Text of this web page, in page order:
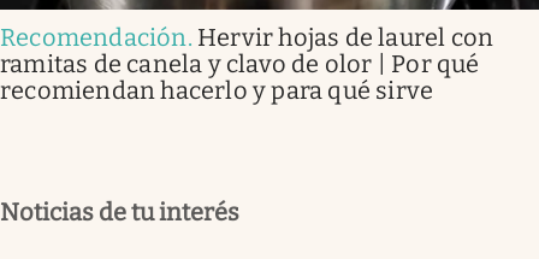
Recomendación. Hervir hojas de laurel con
ramitas de canela y clavo de olor | Por qué
recomiendan hacerlo y para qué sirve
Noticias de tu interés